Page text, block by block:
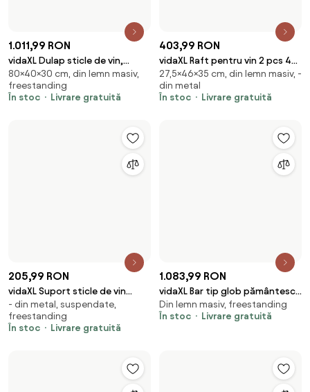
337,99 RON
vidaXL Suport sticle de vin, 77
sticle, gri, lemn masiv de pin
Decor pin, din lemn masiv,
suspendate
În stoc
Livrare gratuită
356,99 RON
vidaXL Suport pentru 25 de
sticle de vin, lemn masiv de
brad
Decor molid, din lemn masiv,
freestanding
În stoc
Livrare gratuită
306,99 RON
vidaXL Dulap de vinuri, negru,
1.233,99 RON